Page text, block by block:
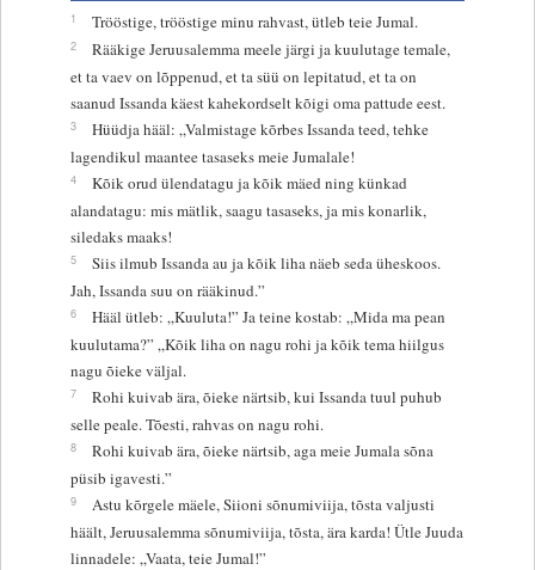
1 Trööstige, trööstige minu rahvast, ütleb teie Jumal.
2
Rääkige Jeruusalemma meele järgi ja kuulutage temale,
et ta vaev on lõppenud, et ta süü on lepitatud, et ta on
saanud Issanda käest kahekordselt kõigi oma pattude eest.
3
Hüüdja hääl: „Valmistage kõrbes Issanda teed, tehke
lagendikul maantee tasaseks meie Jumalale!
4
Kõik orud ülendatagu ja kõik mäed ning künkad
alandatagu: mis mätlik, saagu tasaseks, ja mis konarlik,
siledaks maaks!
5
Siis ilmub Issanda au ja kõik liha näeb seda üheskoos.
Jah, Issanda suu on rääkinud.”
6
Hääl ütleb: „Kuuluta!” Ja teine kostab: „Mida ma pean
kuulutama?” „Kõik liha on nagu rohi ja kõik tema hiilgus
nagu õieke väljal.
7
Rohi kuivab ära, õieke närtsib, kui Issanda tuul puhub
selle peale. Tõesti, rahvas on nagu rohi.
8
Rohi kuivab ära, õieke närtsib, aga meie Jumala sõna
püsib igavesti.”
9
Astu kõrgele mäele, Siioni sõnumiviija, tõsta valjusti
häält, Jeruusalemma sõnumiviija, tõsta, ära karda! Ütle Juuda
linnadele: „Vaata, teie Jumal!”